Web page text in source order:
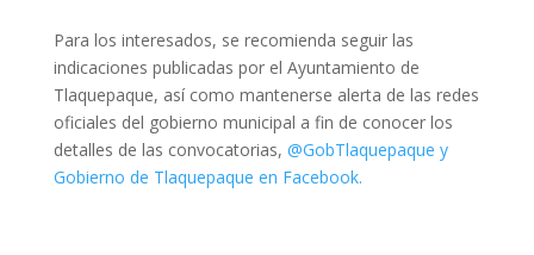
Para los interesados, se recomienda seguir las
indicaciones publicadas por el Ayuntamiento de
Tlaquepaque, así como mantenerse alerta de las redes
oficiales del gobierno municipal a fin de conocer los
detalles de las convocatorias, @GobTlaquepaque y
Gobierno de Tlaquepaque en Facebook.